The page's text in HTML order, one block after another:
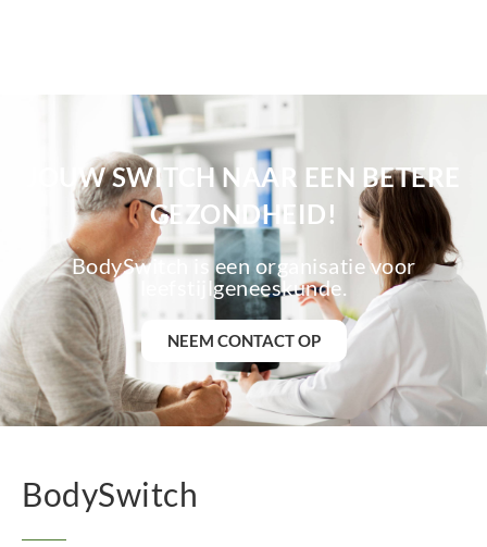
JOUW SWITCH NAAR EEN BETERE
GEZONDHEID!
BodySwitch is een organisatie voor
leefstijlgeneeskunde.
NEEM CONTACT OP
BodySwitch